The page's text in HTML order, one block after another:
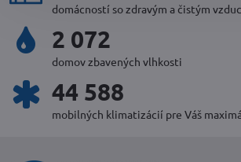
domácností so zdravým a čistým
2 240
domov zbavených vlhkosti
48 356
mobilných klimatizácií pre Váš